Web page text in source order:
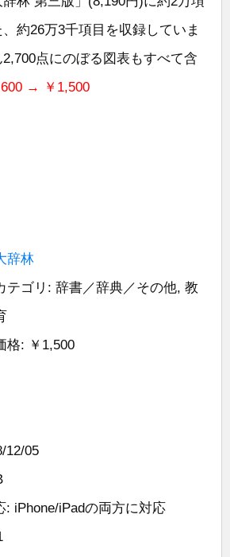
約26万3千項目を収録していま
点にのぼる図表もすべて含
→ ￥1,500
辞林
テゴリ: 辞書／辞典／その他, 教
格: ￥1,500
12/05
: iPhone/iPadの両方に対応